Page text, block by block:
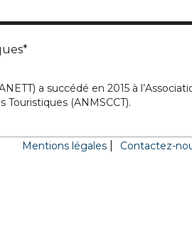
a succédé en 2015 à
(ANMSCCT).
Mentions légales Contactez-